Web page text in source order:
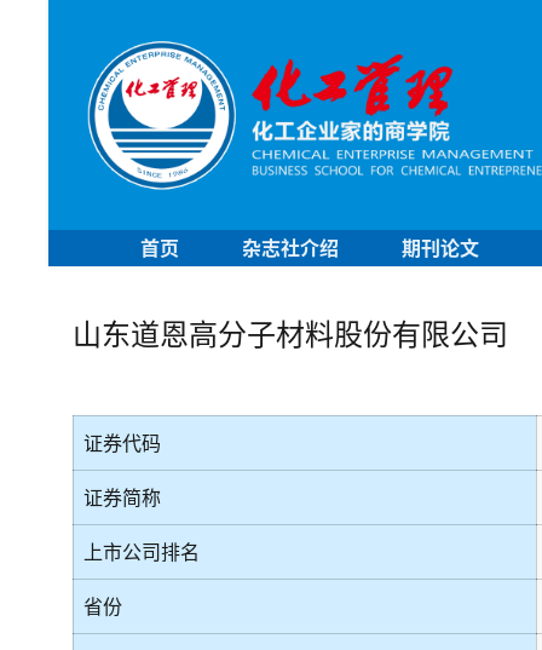
首页 杂志社介绍 期刊论文
山东道恩高分子材料股份有限公司
证券代码
证券简称
上市公司排名
省份